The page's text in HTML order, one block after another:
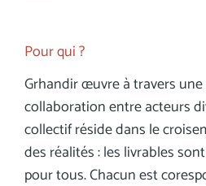
Pour qui ?
Grhandir œuvre à travers
collaboration entre acteurs
collectif réside dans le
des réalités : les livrables
pour tous. Chacun est